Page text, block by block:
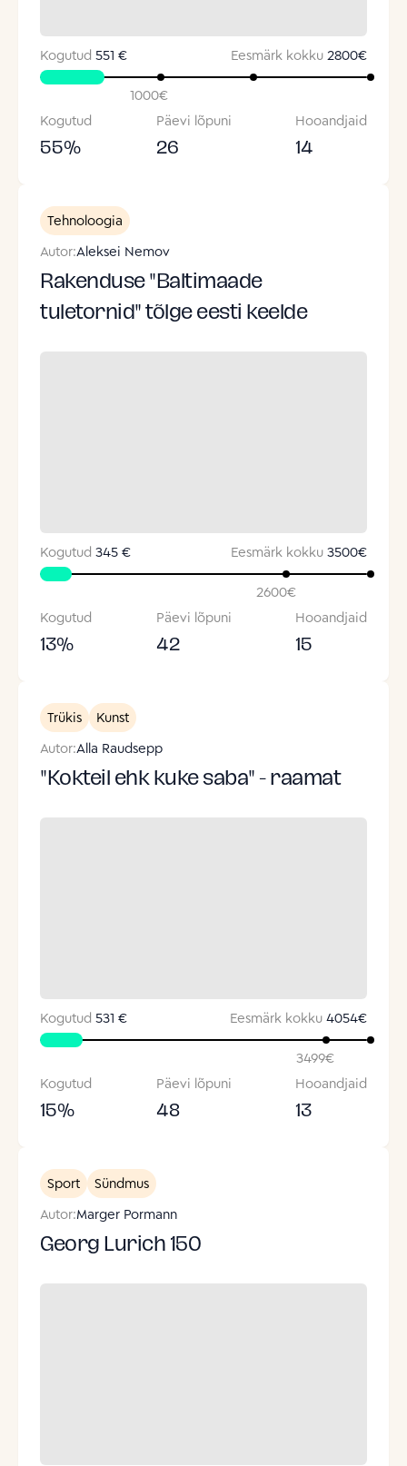
Kogutud 551 € Eesmärk kokku 2800€
1000€
Kogutud
55%
Päevi lõpuni
26
Hooandjaid
14
Tehnoloogia
Autor:Aleksei Nemov
Rakenduse "Baltimaade
tuletornid" tõlge eesti keelde
Kogutud 345 € Eesmärk kokku 3500€
2600€
Kogutud
13%
Päevi lõpuni
42
Hooandjaid
15
Trükis
Kunst
Autor:Alla Raudsepp
"Kokteil ehk kuke saba" - raamat
Kogutud 531 € Eesmärk kokku 4054€
3499€
Kogutud
15%
Päevi lõpuni
48
Hooandjaid
13
Sport
Sündmus
Autor:Marger Pormann
Georg Lurich 150